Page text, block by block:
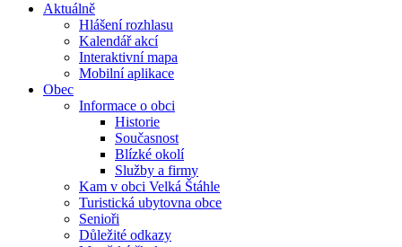
Aktuálně
Hlášení rozhlasu
Kalendář akcí
Interaktivní mapa
Mobilní aplikace
Obec
Informace o obci
Historie
Současnost
Blízké okolí
Služby a firmy
Kam v obci Velká Štáhle
Turistická ubytovna obce
Senioři
Důležité odkazy